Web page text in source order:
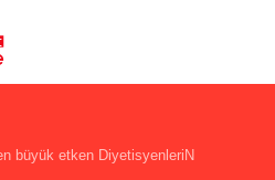
büyük etken DiyetisyenleriN